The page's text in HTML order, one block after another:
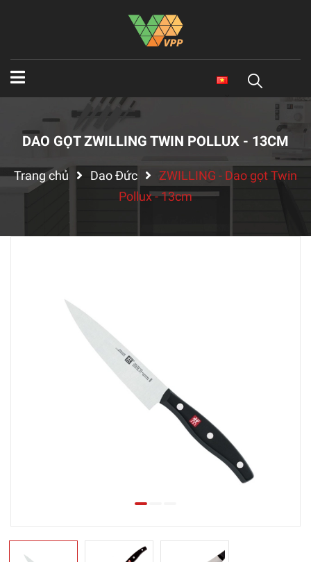
DAO GỌT ZWILLING TWIN POLLUX - 13CM
Trang chủ Dao Đức
ZWILLING - Dao gọt Twin
Pollux - 13cm